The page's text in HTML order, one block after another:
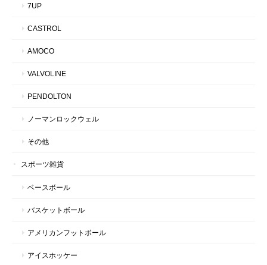
7UP
CASTROL
AMOCO
VALVOLINE
PENDOLTON
ノーマンロックウェル
その他
スポーツ雑貨
ベースボール
バスケットボール
アメリカンフットボール
アイスホッケー